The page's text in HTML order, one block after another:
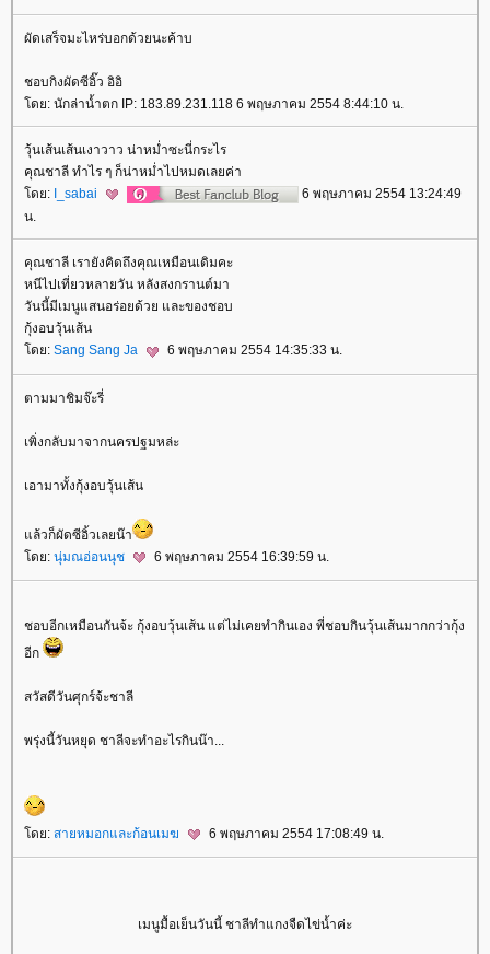
ผัดเสร็จมะไหร่บอกด้วยนะค้าบ
ชอบกิงผัดซีอิ๊ว อิอิ
ดย: นักล่าน้ำตก IP: 183.89.231.118 6 พฤษภาคม 2554 8:44:10 น.
วุ้นเส้นเส้นเงาวาว น่าหม่ำซะนี่กระไร
คุณชาลี ทำไร ๆ ก็น่าหม่ำไปหมดเลยค่า
ดย:
I_sabai
6 พฤษภาคม 2554 13:24:49
น.
คุณชาลี เรายังคิดถึงคุณเหมือนเดิมคะ
หนีไปเที่ยวหลายวัน หลังสงกรานต์มา
วันนี้มีเมนูแสนอร่อยด้วย และของชอบ
กุ้งอบวุ้นเส้น
ดย: Sang Sang Ja 6 พฤษภาคม 2554 14:35:33 น.
ตามมาชิมจ๊ะรี่
เพิ่งกลับมาจากนครปฐมหล่ะ
เอามาทั้งกุ้งอบวุ้นเส้น
ล้วก็ผัดซีอิ้วเลยน๊า
ดย: นุ่มณอ่อนนุช 6 พฤษภาคม 2554 16:39:59 น.
ชอบอีกเหมือนกันจ้ะ กุ้งอบวุ้นเส้น แต่ไม่เคยทำกินเอง พี่ชอบกินวุ้นเส้นมากกว่ากุ้ง
อีก
สวัสดีวันศุกร์จ้ะชาลี
พรุ่งนี้วันหยุด ชาลีจะทำอะไรกินน๊า...
ดย: สายหมอกและก้อนเมฆ 6 พฤษภาคม 2554 17:08:49 น.
เมนูมื้อเย็นวันนี้ ชาลีทำแกงจืดไข่น้ำค่ะ